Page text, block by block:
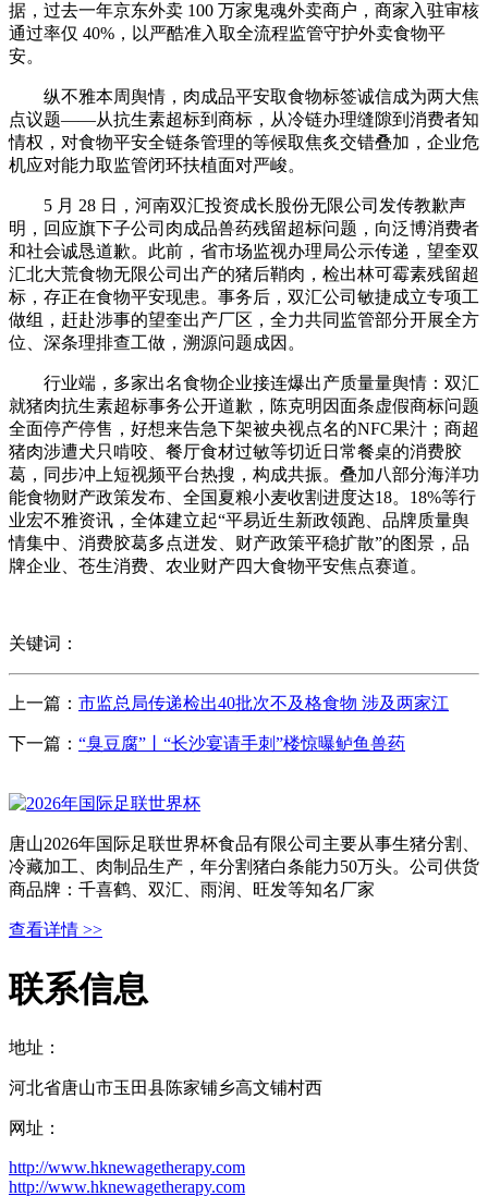
据，过去一年京东外卖 100 万家鬼魂外卖商户，商家入驻审核
通过率仅 40%，以严酷准入取全流程监管守护外卖食物平
安。
纵不雅本周舆情，肉成品平安取食物标签诚信成为两大焦
点议题——从抗生素超标到商标，从冷链办理缝隙到消费者知
情权，对食物平安全链条管理的等候取焦炙交错叠加，企业危
机应对能力取监管闭环扶植面对严峻。
5 月 28 日，河南双汇投资成长股份无限公司发传教歉声
明，回应旗下子公司肉成品兽药残留超标问题，向泛博消费者
和社会诚恳道歉。此前，省市场监视办理局公示传递，望奎双
汇北大荒食物无限公司出产的猪后鞘肉，检出林可霉素残留超
标，存正在食物平安现患。事务后，双汇公司敏捷成立专项工
做组，赶赴涉事的望奎出产厂区，全力共同监管部分开展全方
位、深条理排查工做，溯源问题成因。
行业端，多家出名食物企业接连爆出产质量量舆情：双汇
就猪肉抗生素超标事务公开道歉，陈克明因面条虚假商标问题
全面停产停售，好想来告急下架被央视点名的NFC果汁；商超
猪肉涉遭犬只啃咬、餐厅食材过敏等切近日常餐桌的消费胶
葛，同步冲上短视频平台热搜，构成共振。叠加八部分海洋功
能食物财产政策发布、全国夏粮小麦收割进度达18。18%等行
业宏不雅资讯，全体建立起“平易近生新政领跑、品牌质量舆
情集中、消费胶葛多点迸发、财产政策平稳扩散”的图景，品
牌企业、苍生消费、农业财产四大食物平安焦点赛道。
关键词：
上一篇： 市监总局传递检出40批次不及格食物 涉及两家江
下一篇： “臭豆腐”丨“长沙宴请手刺”楼惊曝鲈鱼兽药
唐山2026年国际足联世界杯食品有限公司主要从事生猪分割、
冷藏加工、肉制品生产，年分割猪白条能力50万头。公司供货
商品牌：千喜鹤、双汇、雨润、旺发等知名厂家
查看详情 >>
联系信息
地址：
河北省唐山市玉田县陈家铺乡高文铺村西
网址：
http://www.hknewagetherapy.com
http://www.hknewagetherapy.com